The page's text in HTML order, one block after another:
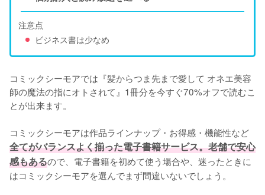
注意点
ビジネス書は少なめ
コミックシーモアでは『髪からつま先まで愛して オネエ美容
師の魔法の指にオトされて』1冊分を今すぐ70%オフで読むこ
とが出来ます。
コミックシーモアは作品ラインナップ・お得感・機能性など
全てがバランスよく揃った電子書籍サービス。老舗で安心
感もあるので、電子書籍を初めて使う場合や、迷ったときに
はコミックシーモアを選んでまず間違いないでしょう。